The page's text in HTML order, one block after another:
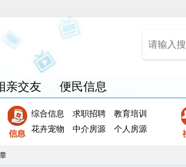
亲交友 便民信息
综合信息 求职招聘
教育培训
花卉宠物
中介房源 个人房源